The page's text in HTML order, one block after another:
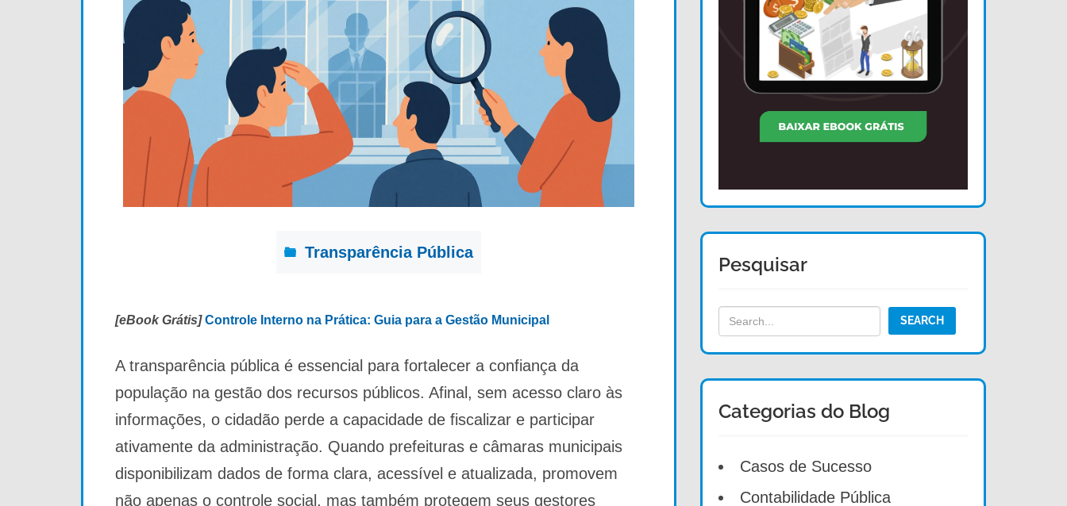
Transparência Pública
[eBook Grátis]Controle Interno na Prática: Guia para a Gestão Municipal
A transparência pública é essencial para fortalecer a confiança da
população na gestão dos recursos públicos. Afinal, sem acesso claro às
informações, o cidadão perde a capacidade de fiscalizar e participar
ativamente da administração. Quando prefeituras e câmaras municipais
disponibilizam dados de forma clara, acessível e atualizada, promovem
não apenas o controle social, mas também protegem seus gestores
Pesquisar
Categorias do Blog
Casos de Sucesso
Contabilidade Pública